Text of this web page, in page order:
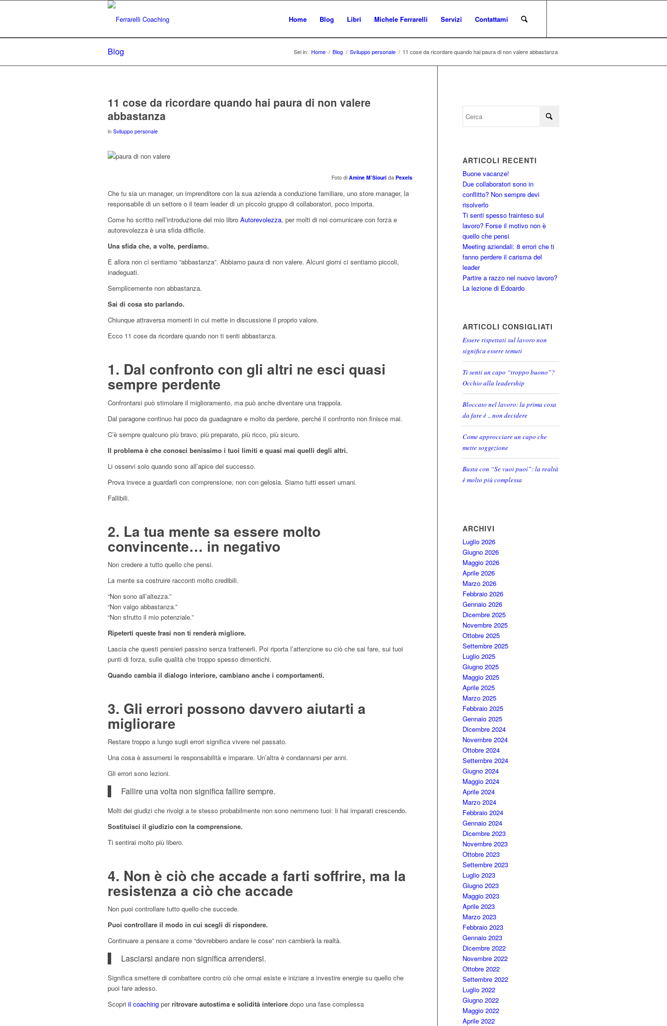
Home Blog Libri Michele Ferrarelli Servizi Contattami
Blog Sei in: Home / Blog / Sviluppo personale / 11 cose da ricordare quando hai paura di non valere abbastanza
11 cose da ricordare quando hai paura di non valere
abbastanza
in Sviluppo personale
Foto diAmine M’Siouri daPexels
Che tu sia un manager, un imprenditore con la sua azienda a conduzione familiare, uno store manager, la
responsabile di un settore o il team leader di un piccolo gruppo di collaboratori, poco importa.
Come ho scritto nell’introduzione del mio libro Autorevolezza, per molti di noi comunicare con forza e
autorevolezza è una sfida difficile.
Una sfida che, a volte, perdiamo.
E allora non ci sentiamo “abbastanza”. Abbiamo paura di non valere. Alcuni giorni ci sentiamo piccoli,
inadeguati.
Semplicemente non abbastanza.
Sai di cosa sto parlando.
Chiunque attraversa momenti in cui mette in discussione il proprio valore.
Ecco 11 cose da ricordare quando non ti senti abbastanza.
1. Dal confronto con gli altri ne esci quasi
sempre perdente
Confrontarsi può stimolare il miglioramento, ma può anche diventare una trappola.
Dal paragone continuo hai poco da guadagnare e molto da perdere, perché il confronto non finisce mai.
C’è sempre qualcuno più bravo, più preparato, più ricco, più sicuro.
Il problema è che conosci benissimo i tuoi limiti e quasi mai quelli degli altri.
Li osservi solo quando sono all’apice del successo.
Prova invece a guardarli con comprensione, non con gelosia. Siamo tutti esseri umani.
Fallibili.
2. La tua mente sa essere molto
convincente… in negativo
Non credere a tutto quello che pensi.
La mente sa costruire racconti molto credibili.
“Non sono all’altezza.”
“Non valgo abbastanza.”
“Non sfrutto il mio potenziale.”
Ripeterti queste frasi non ti renderà migliore.
Lascia che questi pensieri passino senza trattenerli. Poi riporta l’attenzione su ciò che sai fare, sui tuoi
punti di forza, sulle qualità che troppo spesso dimentichi.
Quando cambia il dialogo interiore, cambiano anche i comportamenti.
3. Gli errori possono davvero aiutarti a
migliorare
Restare troppo a lungo sugli errori significa vivere nel passato.
Una cosa è assumersi le responsabilità e imparare. Un’altra è condannarsi per anni.
Gli errori sono lezioni.
Fallire una volta non significa fallire sempre.
Molti dei giudizi che rivolgi a te stesso probabilmente non sono nemmeno tuoi: li hai imparati crescendo.
Sostituisci il giudizio con la comprensione.
Ti sentirai molto più libero.
4. Non è ciò che accade a farti soffrire, ma la
resistenza a ciò che accade
Non puoi controllare tutto quello che succede.
Puoi controllare il modo in cui scegli di rispondere.
Continuare a pensare a come “dovrebbero andare le cose” non cambierà la realtà.
Lasciarsi andare non significa arrendersi.
Significa smettere di combattere contro ciò che ormai esiste e iniziare a investire energie su quello che
puoi fare adesso.
Scopri il coaching perritrovare autostima e solidità interiore dopo una fase complessa
ARTICOLI RECENTI
Buone vacanze!
Due collaboratori sono in
conflitto? Non sempre devi
risolverlo
Ti senti spesso frainteso sul
lavoro? Forse il motivo non è
quello che pensi
Meeting aziendali: 8 errori che ti
fanno perdere il carisma del
leader
Partire a razzo nel nuovo lavoro?
La lezione di Edoardo
ARTICOLI CONSIGLIATI
Essere rispettati sul lavoro non
significa essere temuti
Ti senti un capo “troppo buono”?
Occhio alla leadership
Bloccato nel lavoro: la prima cosa
da fare è .. non decidere
Come approcciare un capo che
mette soggezione
Basta con “Se vuoi puoi”: la realtà
è molto più complessa
ARCHIVI
Luglio 2026
Giugno 2026
Maggio 2026
Aprile 2026
Marzo 2026
Febbraio 2026
Gennaio 2026
Dicembre 2025
Novembre 2025
Ottobre 2025
Settembre 2025
Luglio 2025
Giugno 2025
Maggio 2025
Aprile 2025
Marzo 2025
Febbraio 2025
Gennaio 2025
Dicembre 2024
Novembre 2024
Ottobre 2024
Settembre 2024
Giugno 2024
Maggio 2024
Aprile 2024
Marzo 2024
Febbraio 2024
Gennaio 2024
Dicembre 2023
Novembre 2023
Ottobre 2023
Settembre 2023
Luglio 2023
Giugno 2023
Maggio 2023
Aprile 2023
Marzo 2023
Febbraio 2023
Gennaio 2023
Dicembre 2022
Novembre 2022
Ottobre 2022
Settembre 2022
Luglio 2022
Giugno 2022
Maggio 2022
Aprile 2022